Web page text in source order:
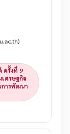
ครั้งที่ 9
เศรษฐกิจ
การพัฒนา